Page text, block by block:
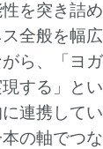
を突き詰
全般を幅
ら、「ヨ
する」と
連携して
の軸でつ